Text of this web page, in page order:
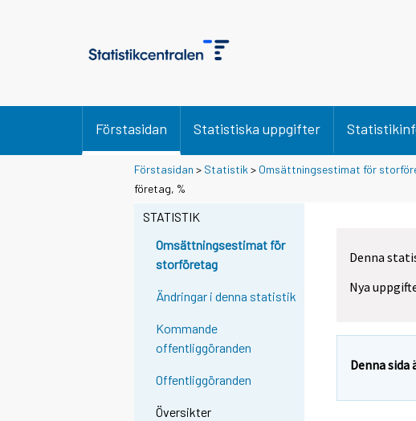
Förstasidan Statistiska uppgifter
Förstasidan > Statistik > Omsättningsestimat för
företag, %
STATISTIK
Omsättningsestimat för
storföretag
Ändringar i denna statistik
Kommande
offentliggöranden
Offentliggöranden
Översikter
Denna
Nya
Denna sida